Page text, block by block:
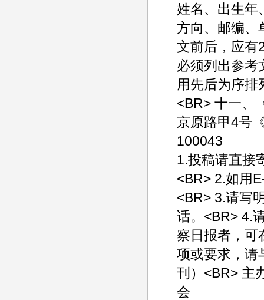
姓名、出生年
方向、邮编、
文前后，应有
必须列出参考
用先后为序排
<BR> 十一、
京原路甲4号
1.投稿请直接
<BR> 2.如用
<BR> 3.请写
话。<BR> 4.
察日报者，可
项或要求，请
刊）<BR> 主
会